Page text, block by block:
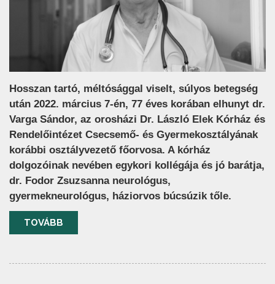
Hosszan tartó, méltósággal viselt, súlyos betegség
után 2022. március 7-én, 77 éves korában elhunyt dr.
Varga Sándor, az orosházi Dr. László Elek Kórház és
Rendelőintézet Csecsemő- és Gyermekosztályának
korábbi osztályvezető főorvosa. A kórház
dolgozóinak nevében egykori kollégája és jó barátja,
dr. Fodor Zsuzsanna neurológus,
gyermekneurológus, háziorvos búcsúzik tőle.
TOVÁBB